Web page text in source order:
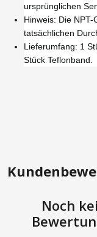
ursprünglichen
Hinweis: Die
tatsächlichen
Lieferumfang: 1
Stück Teflonband.
Noch